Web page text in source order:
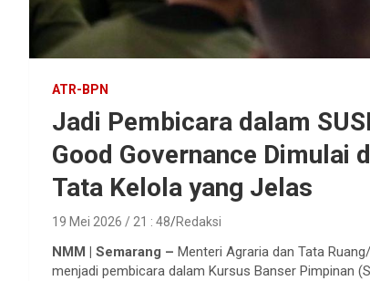
ATR-BPN
Jadi Pembicara dalam
Good Governance Dimulai
Tata Kelola yang Jelas
19 Mei 2026 / 21 : 48 Redaksi
NMM | Semarang – Menteri Agraria dan Tata
menjadi pembicara dalam Kursus Banser Pimpinan